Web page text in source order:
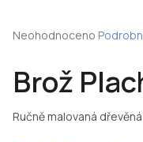
Brož
Ručně malovaná
Průměrné
je
0,0
z
5
Neohodnoceno